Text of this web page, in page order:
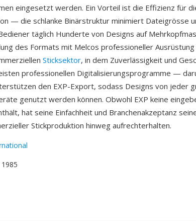
eingesetzt werden. Ein Vorteil ist die Effizienz für
— die schlanke Binärstruktur minimiert Dateigrösse
täglich Hunderte von Designs auf
des Formats mit Melcos professioneller
Sticksektor, in dem Zuverlässigkeit und
professionellen Digitalisierungsprogramme —
den EXP-Export, sodass Designs von jeder
genutzt werden können. Obwohl EXP keine
hat seine Einfachheit und Branchenakzeptanz
Stickproduktion hinweg aufrechterhalten.
1985